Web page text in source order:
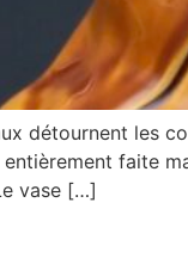
détournent les
faite
vase […]